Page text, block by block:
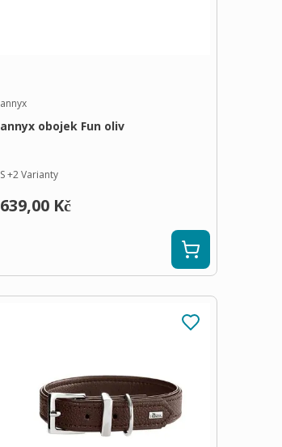
annyx
annyx obojek Fun oliv
S+2Varianty
639,00 Kč